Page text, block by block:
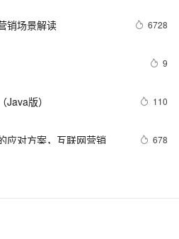
销场景解读 6728
9
版） 110
应对方案，互联网营销 678
使用教程
销抽奖功能